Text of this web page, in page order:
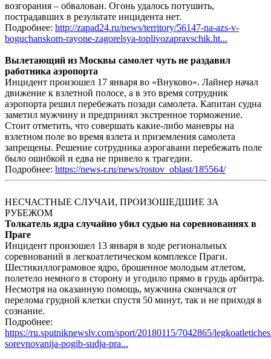
возгорания – обвалован. Огонь удалось потушить,
пострадавших в результате инцидента нет.
Подробнее: http://zapad24.ru/news/territory/56147-na-azs-v-
boguchanskom-rayone-zagorelsya-toplivozapravschik.ht...
Вылетающий из Москвы самолет чуть не раздавил
работника аэропорта
Инцидент произошел 17 января во «Внуково». Лайнер начал
движение к взлетной полосе, а в это время сотрудник
аэропорта решил перебежать позади самолета. Капитан судна
заметил мужчину и предпринял экстренное торможение.
Стоит отметить, что совершать какие-либо маневры на
взлетном поле во время взлета и приземления самолета
запрещены. Решение сотрудника аэрогавани перебежать поле
было ошибкой и едва не привело к трагедии.
Подробнее: https://news-r.ru/news/rostov_oblast/185564/
НЕСЧАСТНЫЕ СЛУЧАИ, ПРОИЗОШЕДШИЕ ЗА
РУБЕЖОМ
Толкатель ядра случайно убил судью на соревнованиях в
Праге
Инцидент произошел 13 января в ходе региональных
соревнований в легкоатлетическом комплексе Праги.
Шестикиллограмовое ядро, брошенное молодым атлетом,
полетело немного в сторону и угодило прямо в грудь арбитра.
Несмотря на оказанную помощь, мужчина скончался от
перелома грудной клетки спустя 50 минут, так и не приходя в
сознание.
Подробнее:
https://ru.sputniknewslv.com/sport/20180115/7042865/
sorevnovanija-pogib-sudja-pra...